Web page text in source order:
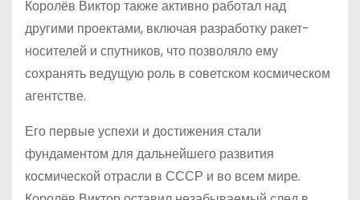
Королёв Виктор также активно работал над
другими проектами, включая разработку ракет-
носителей и спутников, что позволяло ему
сохранять ведущую роль в советском космическом
агентстве.
Его первые успехи и достижения стали
фундаментом для дальнейшего развития
космической отрасли в СССР и во всем мире.